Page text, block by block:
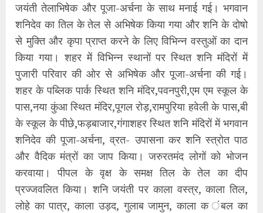
जयंती तेलाभिषेक और पूजा-अर्चना के साथ मनाई गई। भगवान
शनिदेव का तिल के तेल से अभिषेक किया गया और शनि के दोषो
से मुक्ति और कृपा प्राप्त करने के लिए विभिन्न वस्तुओं का दान
किया गया। शहर में विभिन्न स्थानों पर स्थित शनि मंदिरों में
पुजारी परिवार की ओर से अभिषेक और पूजा-अर्चना की गई।
शहर के पब्लिक पार्क स्थित शनि मंदिर,पवनपुरी,एम एम स्कूल के
पास,नया कुंआ स्थित मंदिर,पूगल रोड़,रामपुरिया हवेली के पास,बी
के स्कूल के पीछे,फड़बाजार,गंगाशहर स्थित शनि मंदिरों में भगवान
शनिदेव की पूजा-अर्चना, व्रत- उपासना कर शनि स्त्रोत पाठ
और वैदिक मंत्रों का जाप किया। जरुरतमंद लोगों को भोजन
करवाया। पीपल के वृक्ष के समक्ष तिल के तेल का दीप
प्रज्जवलित किया। शनि जयंती पर काला वस्त्र, काला तिल,
लोहे का पात्र, काला उड़द, गुलाब जामुन, काला क ंबल का